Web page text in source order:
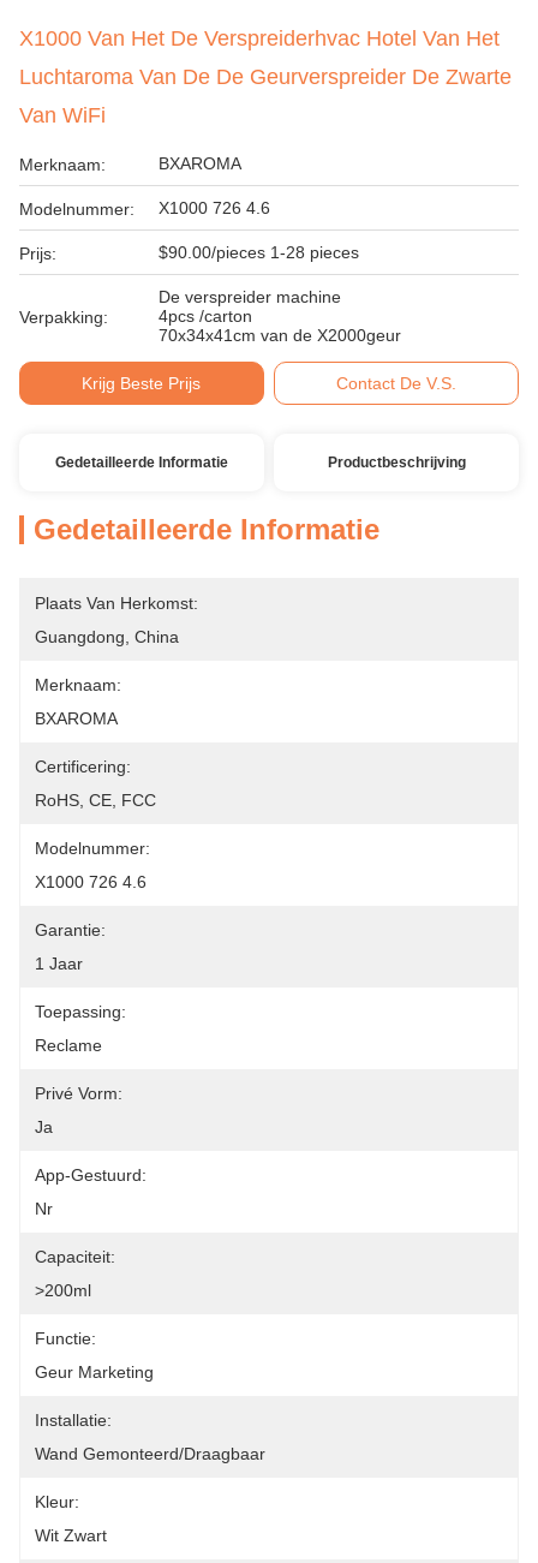
X1000 Van Het De Verspreiderhvac Hotel Van Het
Luchtaroma Van De De Geurverspreider De Zwarte
Van WiFi
Merknaam: BXAROMA
Modelnummer: X1000 726 4.6
Prijs: $90.00/pieces 1-28 pieces
Verpakking:
De verspreider machine
4pcs /carton
70x34x41cm van de X2000geur
Krijg Beste Prijs Contact De V.S.
Gedetailleerde Informatie Productbeschrijving
Gedetailleerde Informatie
Plaats Van Herkomst:
Guangdong, China
Merknaam:
BXAROMA
Certificering:
RoHS, CE, FCC
Modelnummer:
X1000 726 4.6
Garantie:
1 Jaar
Toepassing:
Reclame
Privé Vorm:
Ja
App-Gestuurd:
Nr
Capaciteit:
>200ml
Functie:
Geur Marketing
Installatie:
Wand Gemonteerd/draagbaar
Kleur:
Wit Zwart